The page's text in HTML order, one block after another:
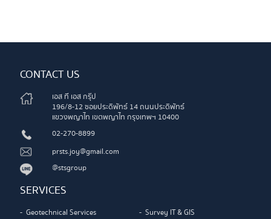
CONTACT US
เอส ที เอส กรุ๊ป
196/8-12 ซอยประดิพัทธ์ 14 ถนนประดิพัทธ์
แขวงพญาไท เขตพญาไท กรุงเทพฯ 10400
02-270-8899
prsts.joy@gmail.com
@stsgroup
SERVICES
Geotechnical Services
Survey IT & GIS